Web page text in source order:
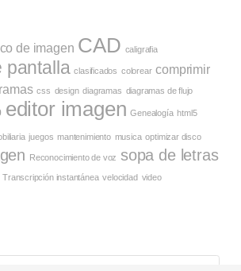
de imagen CAD caligrafia
pantalla clasificados colorear comprimir
css design diagramas diagramas de flujo
editor imagen Genealogía html5
juegos mantenimiento musica optimizar disco
Reconocimiento de voz sopa de letras
Transcripción instantánea velocidad video